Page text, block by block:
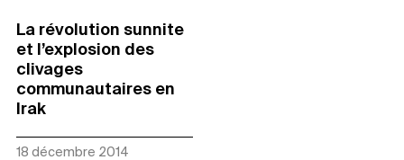
La révolution sunnite
et l’explosion des
clivages
communautaires en
Irak
18 décembre 2014